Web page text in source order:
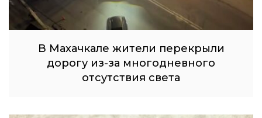
В Махачкале жители перекрыли
дорогу из-за многодневного
отсутствия света